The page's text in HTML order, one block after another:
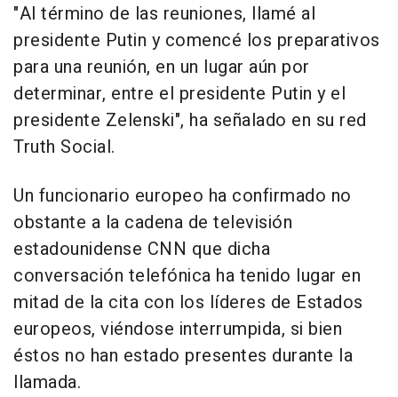
"Al término de las reuniones, llamé al
presidente Putin y comencé los preparativos
para una reunión, en un lugar aún por
determinar, entre el presidente Putin y el
presidente Zelenski", ha señalado en su red
Truth Social.
Un funcionario europeo ha confirmado no
obstante a la cadena de televisión
estadounidense CNN que dicha
conversación telefónica ha tenido lugar en
mitad de la cita con los líderes de Estados
europeos, viéndose interrumpida, si bien
éstos no han estado presentes durante la
llamada.